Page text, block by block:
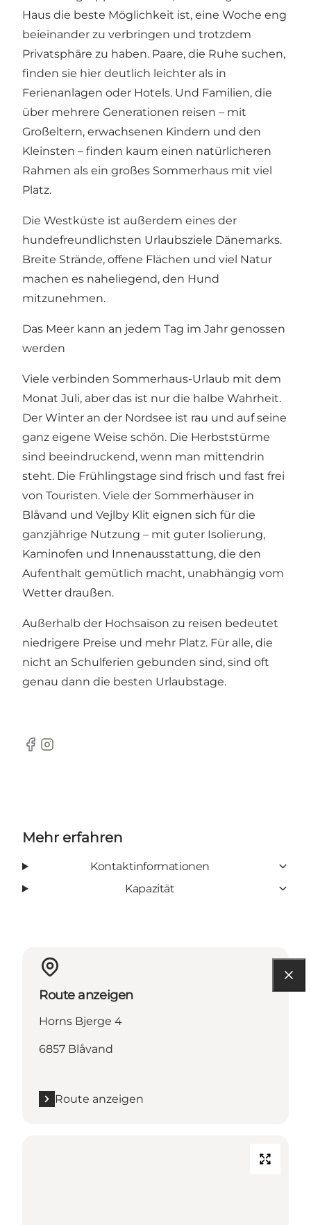
Haus die beste Möglichkeit ist, eine Woche eng
beieinander zu verbringen und trotzdem
Privatsphäre zu haben. Paare, die Ruhe suchen,
finden sie hier deutlich leichter als in
Ferienanlagen oder Hotels. Und Familien, die
über mehrere Generationen reisen – mit
Großeltern, erwachsenen Kindern und den
Kleinsten – finden kaum einen natürlicheren
Rahmen als ein großes Sommerhaus mit viel
Platz.
Die Westküste ist außerdem eines der
hundefreundlichsten Urlaubsziele Dänemarks.
Breite Strände, offene Flächen und viel Natur
machen es naheliegend, den Hund
mitzunehmen.
Das Meer kann an jedem Tag im Jahr genossen
werden
Viele verbinden Sommerhaus-Urlaub mit dem
Monat Juli, aber das ist nur die halbe Wahrheit.
Der Winter an der Nordsee ist rau und auf seine
ganz eigene Weise schön. Die Herbststürme
sind beeindruckend, wenn man mittendrin
steht. Die Frühlingstage sind frisch und fast frei
von Touristen. Viele der Sommerhäuser in
Blåvand und Vejlby Klit eignen sich für die
ganzjährige Nutzung – mit guter Isolierung,
Kaminofen und Innenausstattung, die den
Aufenthalt gemütlich macht, unabhängig vom
Wetter draußen.
Außerhalb der Hochsaison zu reisen bedeutet
niedrigere Preise und mehr Platz. Für alle, die
nicht an Schulferien gebunden sind, sind oft
genau dann die besten Urlaubstage.
Facebook
Instagram
Mehr erfahren
Kontaktinformationen
Kapazität
Route anzeigen
Horns Bjerge 4
6857 Blåvand
Route anzeigen